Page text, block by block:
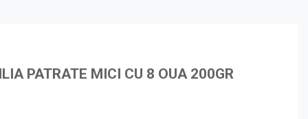
PATRATE MICI CU 8 OUA 200GR